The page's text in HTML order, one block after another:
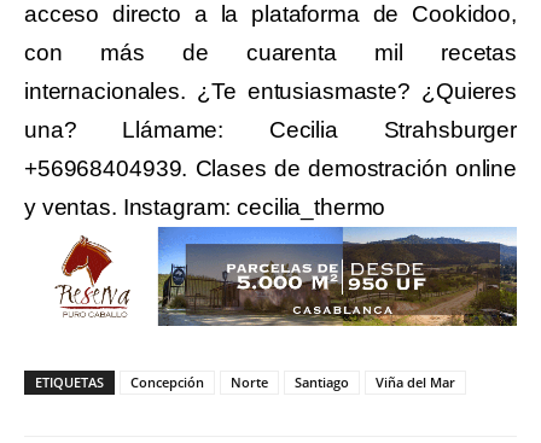
acceso directo a la plataforma de Cookidoo,
con más de cuarenta mil recetas
internacionales. ¿Te entusiasmaste? ¿Quieres
una? Llámame: Cecilia Strahsburger
+56968404939. Clases de demostración online
y ventas. Instagram: cecilia_thermo
ETIQUETAS Concepción Norte Santiago Viña del Mar